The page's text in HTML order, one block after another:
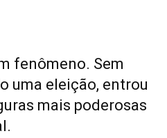
fenômeno. Sem
uma eleição, entrou
mais poderosas